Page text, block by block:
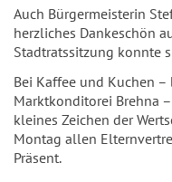
Auch Bürgermeisterin
herzliches Dankeschön
Stadtratssitzung konnte
Bei Kaffee und Kuchen
Marktkonditorei Brehna
kleines Zeichen der
Montag allen
Präsent.